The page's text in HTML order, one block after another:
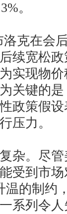
。
克在会
续宽松
实现物
关键的
政策假
压力。
。尽管
受到市
温的制约
系列令